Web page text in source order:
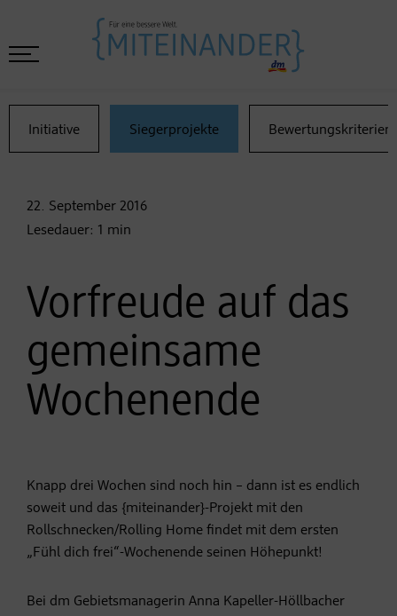
Initiative Siegerprojekte Bewertungskriterien
22. September 2016
Lesedauer: 1 min
Vorfreude auf das
gemeinsame
Wochenende
Knapp drei Wochen sind noch hin – dann ist es endlich
soweit und das {miteinander}-Projekt mit den
Rollschnecken/Rolling Home findet mit dem ersten
„Fühl dich frei“-Wochenende seinen Höhepunkt!
Bei dm Gebietsmanagerin Anna Kapeller-Höllbacher